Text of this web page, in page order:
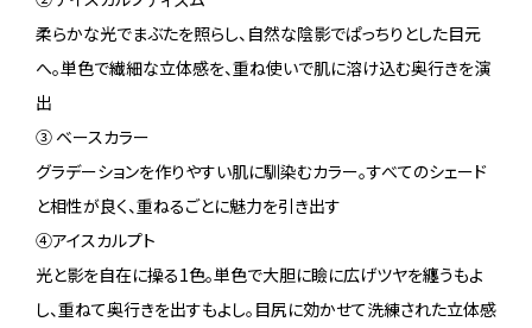
柔らかな光でまぶたを照らし、自然な陰影でぱっちりとした目元
へ。単色で繊細な立体感を、重ね使いで肌に溶け込む奥行きを演
出
③ ベースカラー
グラデーションを作りやすい肌に馴染むカラー。すべてのシェード
と相性が良く、重ねるごとに魅力を引き出す
④アイスカルプト
光と影を自在に操る1色。単色で大胆に瞼に広げツヤを纏うもよ
し、重ねて奥行きを出すもよし。目尻に効かせて洗練された立体感